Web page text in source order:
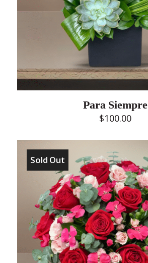
Para Siempre
$100.00
Sold Out